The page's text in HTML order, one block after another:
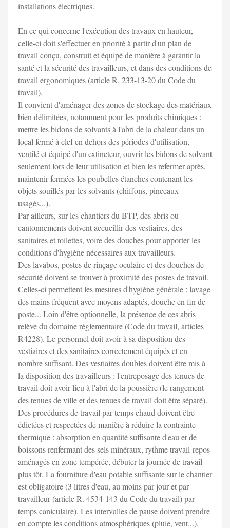
installations électriques.
En ce qui concerne l'exécution des travaux en hauteur,
celle-ci doit s'effectuer en priorité à partir d'un plan de
travail conçu, construit et équipé de manière à garantir la
santé et la sécurité des travailleurs, et dans des conditions de
travail ergonomiques (article R. 233-13-20 du Code du
travail).
Il convient d'aménager des zones de stockage des matériaux
bien délimitées, notamment pour les produits chimiques :
mettre les bidons de solvants à l'abri de la chaleur dans un
local fermé à clef en dehors des périodes d'utilisation,
ventilé et équipé d'un extincteur, ouvrir les bidons de solvant
seulement lors de leur utilisation et bien les refermer après,
maintenir fermées les poubelles étanches contenant les
objets souillés par les solvants (chiffons, pinceaux
usagés...).
Par ailleurs, sur les chantiers du BTP, des abris ou
cantonnements doivent accueillir des vestiaires, des
sanitaires et toilettes, voire des douches pour apporter les
conditions d'hygiène nécessaires aux travailleurs.
Des lavabos, postes de rinçage oculaire et des douches de
sécurité doivent se trouver à proximité des postes de travail.
Celles-ci permettent les mesures d'hygiène générale : lavage
des mains fréquent avec moyens adaptés, douche en fin de
poste... Loin d'être optionnelle, la présence de ces abris
relève du domaine réglementaire (Code du travail, articles
R4228). Le personnel doit avoir à sa disposition des
vestiaires et des sanitaires correctement équipés et en
nombre suffisant. Des vestiaires doubles doivent être mis à
la disposition des travailleurs : l'entreposage des tenues de
travail doit avoir lieu à l'abri de la poussière (le rangement
des tenues de ville et des tenues de travail doit être séparé).
Des procédures de travail par temps chaud doivent être
édictées et respectées de manière à réduire la contrainte
thermique : absorption en quantité suffisante d'eau et de
boissons renfermant des sels minéraux, rythme travail-repos
aménagés en zone tempérée, débuter la journée de travail
plus tôt. La fourniture d'eau potable suffisante sur le chantier
est obligatoire (3 litres d'eau, au moins par jour et par
travailleur (article R. 4534-143 du Code du travail) par
temps caniculaire). Les intervalles de pause doivent prendre
en compte les conditions atmosphériques (pluie, vent...).